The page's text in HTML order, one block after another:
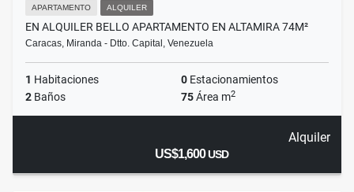
APARTAMENTO ALQUILER
EN ALQUILER BELLO APARTAMENTO EN ALTAMIRA 74M²
Caracas, Miranda - Dtto. Capital, Venezuela
1 Habitaciones 0 Estacionamientos
2 Baños 75Área m2
Alquiler
US$1,600USD